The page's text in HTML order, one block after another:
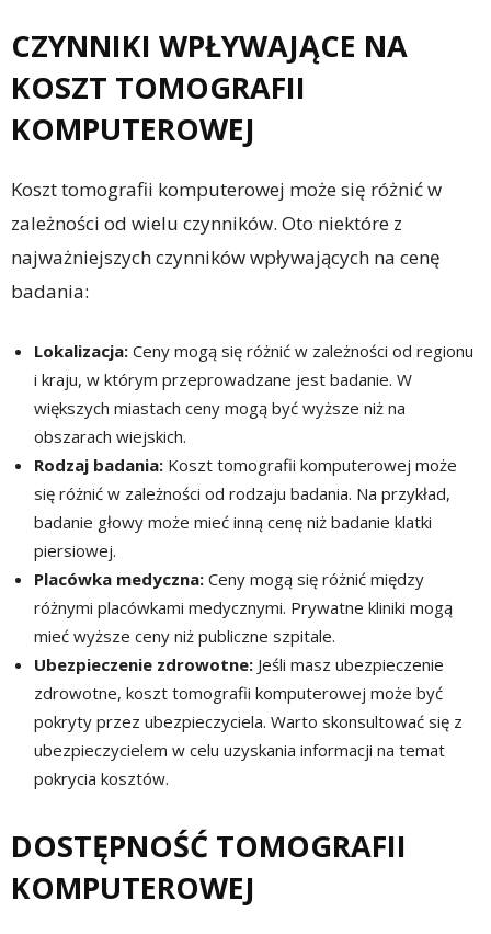
CZYNNIKI WPŁYWAJĄCE NA
KOSZT TOMOGRAFII
KOMPUTEROWEJ
Koszt tomografii komputerowej może się różnić w
zależności od wielu czynników. Oto niektóre z
najważniejszych czynników wpływających na cenę
badania:
Lokalizacja: Ceny mogą się różnić w zależności od regionu
i kraju, w którym przeprowadzane jest badanie. W
większych miastach ceny mogą być wyższe niż na
obszarach wiejskich.
Rodzaj badania: Koszt tomografii komputerowej może
się różnić w zależności od rodzaju badania. Na przykład,
badanie głowy może mieć inną cenę niż badanie klatki
piersiowej.
Placówka medyczna: Ceny mogą się różnić między
różnymi placówkami medycznymi. Prywatne kliniki mogą
mieć wyższe ceny niż publiczne szpitale.
Ubezpieczenie zdrowotne: Jeśli masz ubezpieczenie
zdrowotne, koszt tomografii komputerowej może być
pokryty przez ubezpieczyciela. Warto skonsultować się z
ubezpieczycielem w celu uzyskania informacji na temat
pokrycia kosztów.
DOSTĘPNOŚĆ TOMOGRAFII
KOMPUTEROWEJ